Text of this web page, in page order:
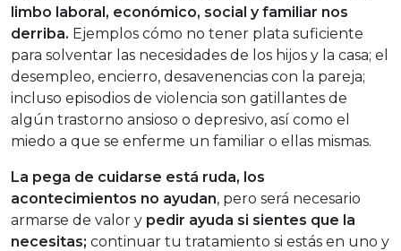
limbo laboral, económico, social y familiar nos
derriba. Ejemplos cómo no tener plata suficiente
para solventar las necesidades de los hijos y la casa; el
desempleo, encierro, desavenencias con la pareja;
incluso episodios de violencia son gatillantes de
algún trastorno ansioso o depresivo, así como el
miedo a que se enferme un familiar o ellas mismas.
La pega de cuidarse está ruda, los
acontecimientos no ayudan, pero será necesario
armarse de valor y pedir ayuda si sientes que la
necesitas; continuar tu tratamiento si estás en uno y